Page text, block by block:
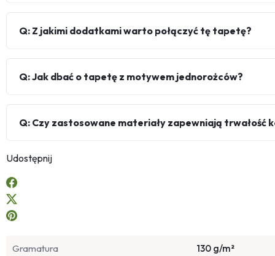
Q: Z jakimi dodatkami warto połączyć tę tapetę?
Q: Jak dbać o tapetę z motywem jednorożców?
Q: Czy zastosowane materiały zapewniają trwałość
Udostępnij
Gramatura 130 g/m²